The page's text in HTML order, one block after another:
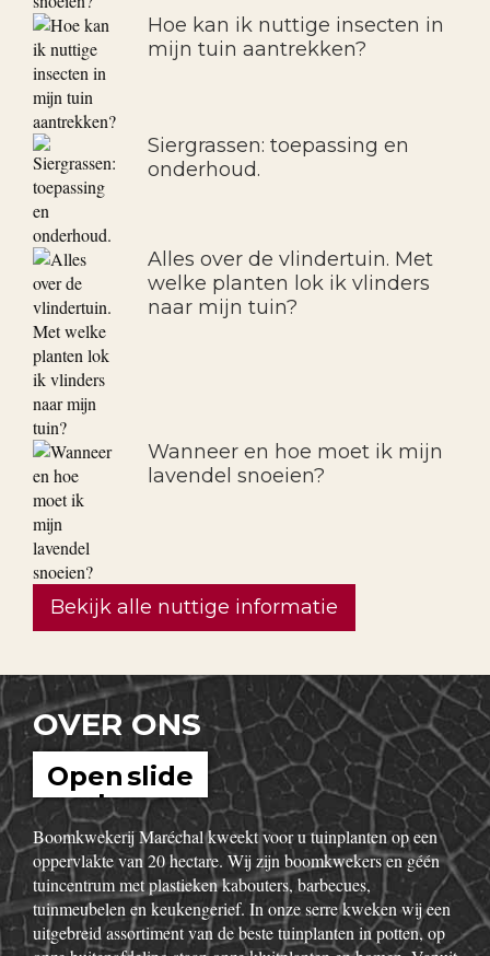
Hoe kan ik nuttige insecten in
mijn tuin aantrekken?
Siergrassen: toepassing en
onderhoud.
Alles over de vlindertuin. Met
welke planten lok ik vlinders
naar mijn tuin?
Wanneer en hoe moet ik mijn
lavendel snoeien?
Bekijk alle nuttige informatie
OVER ONS
Open slide
show
Boomkwekerij Maréchal kweekt voor u tuinplanten op een
oppervlakte van 20 hectare. Wij zijn boomkwekers en géén
tuincentrum met plastieken kabouters, barbecues,
tuinmeubelen en keukengerief. In onze serre kweken wij een
uitgebreid assortiment van de beste tuinplanten in potten, op